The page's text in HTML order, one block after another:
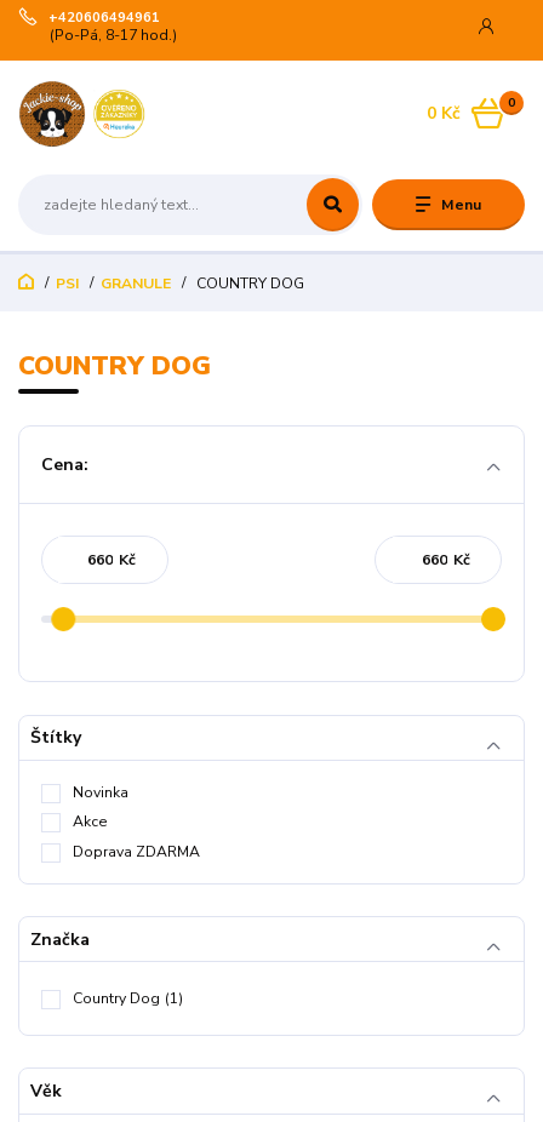
Menu
+420606494961
(Po-Pá, 8-17 hod.)
0
0 Kč
PSI GRANULE COUNTRY DOG
COUNTRY DOG
Cena:
Kč Kč
Štítky
Novinka
Akce
Doprava ZDARMA
Značka
Country Dog (1)
Věk